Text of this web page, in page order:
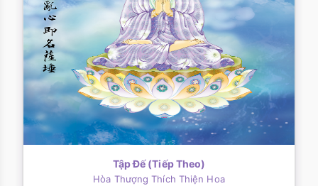
Tập Ðế (Tiếp Theo)
Hòa Thượng Thích Thiện Hoa